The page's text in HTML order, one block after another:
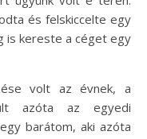
és felskiccelte egy
is kereste a céget egy
volt az évnek, a
azóta az egyedi
barátom, aki azóta